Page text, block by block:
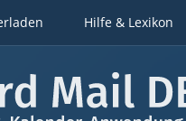
Hilfe & Lexikon